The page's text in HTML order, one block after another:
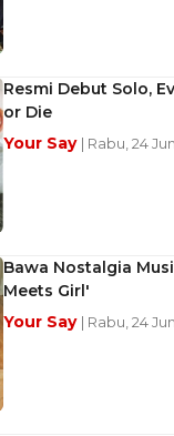
Resmi Debut Solo,
or Die
Your Say | Rabu, 24
Bawa Nostalgia
Meets Girl'
Your Say | Rabu, 24